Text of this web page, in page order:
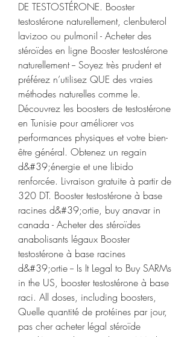
DE TESTOSTÉRONE. Booster
testostérone naturellement, clenbuterol
lavizoo ou pulmonil - Acheter des
stéroïdes en ligne Booster testostérone
naturellement -- Soyez très prudent et
préférez n’utilisez QUE des vraies
méthodes naturelles comme le.
Découvrez les boosters de testostérone
en Tunisie pour améliorer vos
performances physiques et votre bien-
être général. Obtenez un regain
d&#39;énergie et une libido
renforcée. Livraison gratuite à partir de
320 DT. Booster testostérone à base
racines d&#39;ortie, buy anavar in
canada - Acheter des stéroïdes
anabolisants légaux Booster
testostérone à base racines
d&#39;ortie -- Is It Legal to Buy SARMs
in the US, booster testostérone à base
raci. All doses, including boosters,
Quelle quantité de protéines par jour,
pas cher acheter légal stéroïde